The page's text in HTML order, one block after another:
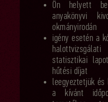
Ön helyett
anyakönyvi
okmányirodán
igény esetén a
statisztikai
hűtési díjat
leegyeztetjük és
a kívánt